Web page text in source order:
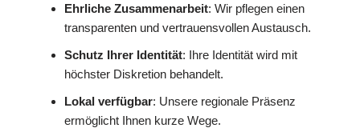
Ehrliche Zusammenarbeit: Wir pflegen einen
transparenten und vertrauensvollen Austausch.
Schutz Ihrer Identität: Ihre Identität wird mit
höchster Diskretion behandelt.
Lokal verfügbar: Unsere regionale Präsenz
ermöglicht Ihnen kurze Wege.